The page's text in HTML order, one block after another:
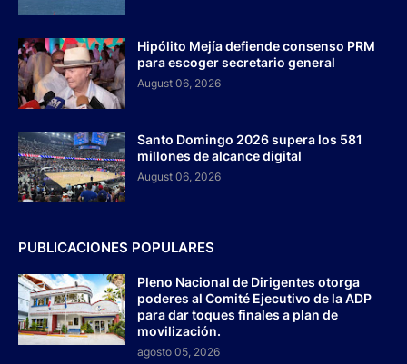
Hipólito Mejía defiende consenso PRM
para escoger secretario general
August 06, 2026
Santo Domingo 2026 supera los 581
millones de alcance digital
August 06, 2026
PUBLICACIONES POPULARES
Pleno Nacional de Dirigentes otorga
poderes al Comité Ejecutivo de la ADP
para dar toques finales a plan de
movilización.
agosto 05, 2026